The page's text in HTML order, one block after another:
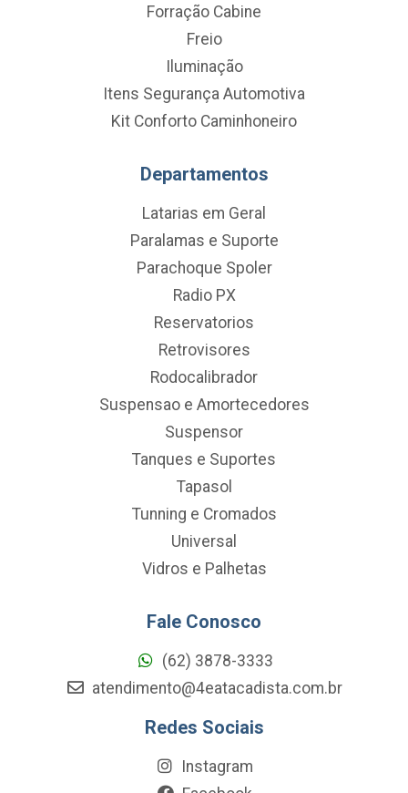
Forração Cabine
Freio
Iluminação
Itens Segurança Automotiva
Kit Conforto Caminhoneiro
Departamentos
Latarias em Geral
Paralamas e Suporte
Parachoque Spoler
Radio PX
Reservatorios
Retrovisores
Rodocalibrador
Suspensao e Amortecedores
Suspensor
Tanques e Suportes
Tapasol
Tunning e Cromados
Universal
Vidros e Palhetas
Fale Conosco
(62) 3878-3333
atendimento@4eatacadista.com.br
Redes Sociais
Instagram